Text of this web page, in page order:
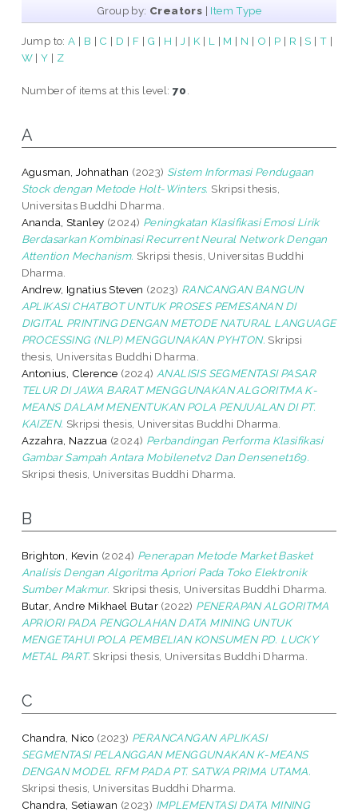
Group by: Creators | Item Type
Jump to:A | B | C | D | F | G | H | J | K | L | M | N | O | P | R | S |T |
W |Y | Z
Number of items at this level:70
A
Agusman, Johnathan (2023) Sistem Informasi Pendugaan
Stock dengan Metode Holt-Winters. Skripsi thesis,
Universitas Buddhi Dharma.
Ananda, Stanley (2024) Peningkatan Klasifikasi Emosi Lirik
Berdasarkan Kombinasi Recurrent Neural Network Dengan
Attention Mechanism. Skripsi thesis, Universitas Buddhi
Dharma.
Andrew, Ignatius Steven (2023) RANCANGAN BANGUN
APLIKASI CHATBOT UNTUK PROSES PEMESANAN DI
DIGITAL PRINTING DENGAN METODE NATURAL LANGUAGE
PROCESSING (NLP) MENGGUNAKAN PYHTON. Skripsi
thesis, Universitas Buddhi Dharma.
Antonius, Clerence (2024) ANALISIS SEGMENTASI PASAR
TELUR DI JAWA BARAT MENGGUNAKAN ALGORITMA K-
MEANS DALAM MENENTUKAN POLA PENJUALAN DI PT.
KAIZEN. Skripsi thesis, Universitas Buddhi Dharma.
Azzahra, Nazzua (2024) Perbandingan Performa Klasifikasi
Gambar Sampah Antara Mobilenetv2 Dan Densenet169.
Skripsi thesis, Universitas Buddhi Dharma.
B
Brighton, Kevin (2024) Penerapan Metode Market Basket
Analisis Dengan Algoritma Apriori Pada Toko Elektronik
Sumber Makmur. Skripsi thesis, Universitas Buddhi Dharma.
Butar, Andre Mikhael Butar (2022) PENERAPAN ALGORITMA
APRIORI PADA PENGOLAHAN DATA MINING UNTUK
MENGETAHUI POLA PEMBELIAN KONSUMEN PD. LUCKY
METAL PART. Skripsi thesis, Universitas Buddhi Dharma.
C
Chandra, Nico (2023) PERANCANGAN APLIKASI
SEGMENTASI PELANGGAN MENGGUNAKAN K-MEANS
DENGAN MODEL RFM PADA PT. SATWA PRIMA UTAMA.
Skripsi thesis, Universitas Buddhi Dharma.
Chandra, Setiawan (2023) IMPLEMENTASI DATA MINING